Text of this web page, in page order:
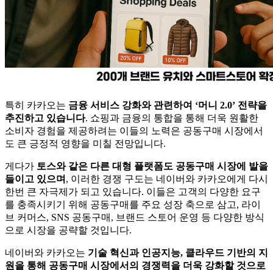
특히 카카오는 금융 서비스 강화와 관련하여 ‘머니 2.0’ 전략을
추진하고 있습니다. 쇼핑과 금융의 통합을 통해 더욱 원활한
소비자 경험을 제공하려는 이들의 노력은 공동구매 시장에서
도 큰 긍정적 영향을 미칠 전망입니다.
게다가 토스와 같은 다른 대형 플랫폼도 공동구매 시장에 발을
들이고 있으며 , 이러한 경쟁 구도는 네이버와 카카오에게 다시
한번 큰 자극제가 되고 있습니다. 이들은 고객의 다양한 요구
를 충족시키기 위해 공동구매를 주요 성장 축으로 삼고, 라이
브 커머스, SNS 공동구매, 브랜드 스토어 운영 등 다양한 방식
으로 시장을 공략할 것입니다.
네이버와 카카오는 기술 혁신과 인공지능, 클라우드 기반의 지
원을 통해 공동구매 시장에서의 경쟁력을 더욱 강화할 것으로